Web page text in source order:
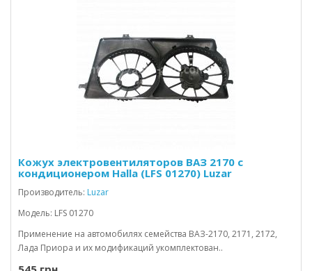
Кожух электровентиляторов ВАЗ 2170 с
кондиционером Halla (LFS 01270) Luzar
Производитель: Luzar
Модель: LFS 01270
Применение на автомобилях семейства ВАЗ-2170, 2171, 2172,
Лада Приора и их модификаций укомплектован..